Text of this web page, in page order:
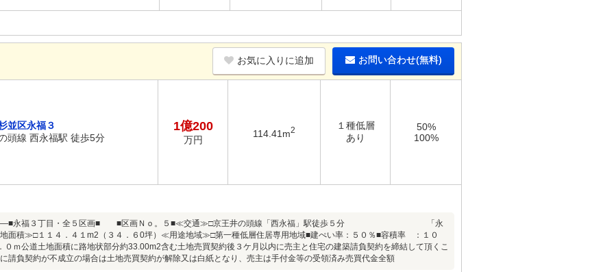
お気に入りに追加 お問い合わせ(無料)
並区永福３
頭線 西永福駅 徒歩5分
1億200
万円
114.41m2
１種低層
あり
50%
100%
――■永福３丁目・全５区画■ ■区画Ｎｏ。５■≪交通≫□京王井の頭線「西永福」駅徒歩５分 「永
面積≫□１１４．４１m2（３４．６0坪）≪用途地域≫□第一種低層住居専用地域■建ぺい率：５０％■容積率 ：１０
ｍ公道土地面積に路地状部分約33.00m2含む土地売買契約後３ケ月以内に売主と住宅の建築請負契約を締結して頂くこ
請負契約が不成立の場合は土地売買契約が解除又は白紙となり、売主は手付金等の受領済み売買代金全額